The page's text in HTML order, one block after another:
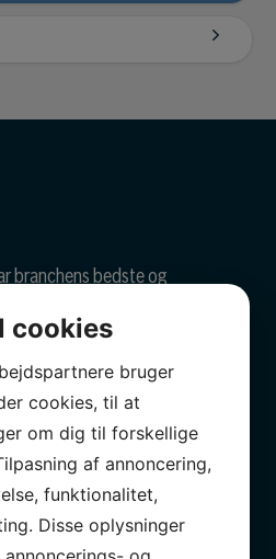
branchens bedste og
dig, så du er godt
i Aarhus tager sig af
cookies
bruger
cookies, til at
om dig til forskellige
af annoncering,
funktionalitet,
Disse oplysninger